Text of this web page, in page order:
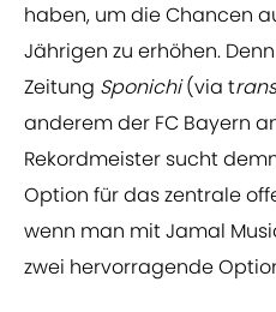
haben, um die Chancen
Jährigen zu erhöhen.
Zeitung Sponichi(via t
anderem der FC Bayern
Rekordmeister sucht
Option für das zentrale
wenn man mit Jamal
zwei hervorragende